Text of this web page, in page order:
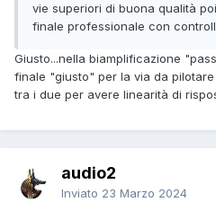
vie superiori di buona qualità
finale professionale con
Giusto...nella biamplificazione
finale "giusto" per la via da
tra i due per avere linearità di
audio2
Inviato 23 Marzo 2024